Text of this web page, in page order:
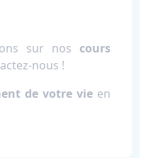
sur nos cours
nous !
de votre vie en